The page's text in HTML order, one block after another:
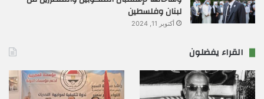
لبنان وفلسطين
أكتوبر 11, 2024
القراء يفضلون